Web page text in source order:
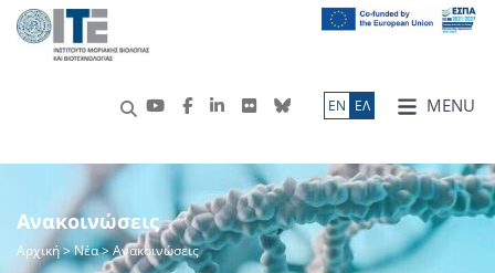
MENU
ΕN ΕΛ
Ανακοινώσεις
Αρχική>Νέα> Ανακοινώσεις